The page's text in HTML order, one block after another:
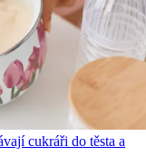
cukráři do těsta a